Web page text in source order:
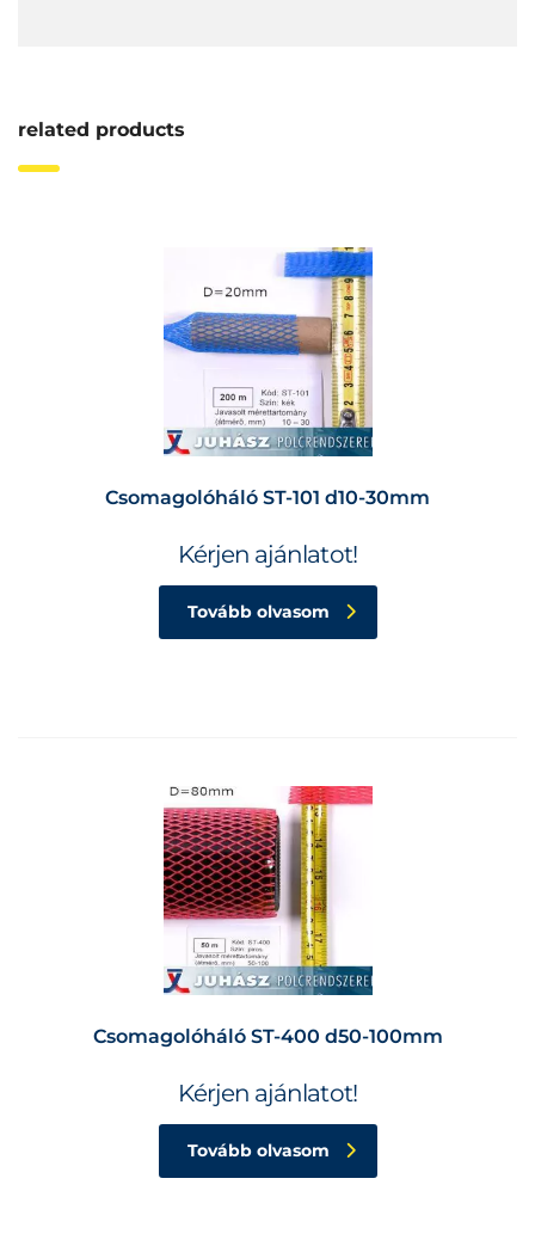
related products
Csomagolóháló ST-101 d10-30mm
Kérjen ajánlatot!
Tovább olvasom
Csomagolóháló ST-400 d50-100mm
Kérjen ajánlatot!
Tovább olvasom